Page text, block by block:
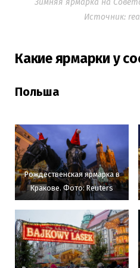
Зимняя ярмарка на
Источник:
Какие ярмарки у
Польша
Рождественская ярмарка в
Кракове. Фото: Reuters